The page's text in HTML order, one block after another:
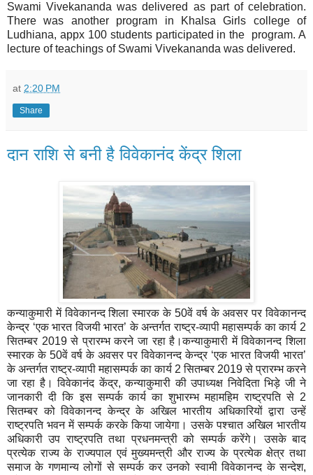
Swami Vivekananda was delivered as part of celebration.
There was another program in Khalsa Girls college of
Ludhiana, appx 100 students participated in the program. A
lecture of teachings of Swami Vivekananda was delivered.
at 2:20 PM
Share
दान राशि से बनी है विवेकानंद केंद्र शिला
कन्याकुमारी में विवेकानन्द शिला स्मारक के 50वें वर्ष के अवसर पर विवेकानन्द
केन्द्र ‘एक भारत विजयी भारत’ के अन्तर्गत राष्ट्र-व्यापी महासम्पर्क का कार्य 2
सितम्बर 2019 से प्रारम्भ करने जा रहा है।कन्याकुमारी में विवेकानन्द शिला
स्मारक के 50वें वर्ष के अवसर पर विवेकानन्द केन्द्र ‘एक भारत विजयी भारत’
के अन्तर्गत राष्ट्र-व्यापी महासम्पर्क का कार्य 2 सितम्बर 2019 से प्रारम्भ करने
जा रहा है। विवेकानंद केंद्र, कन्याकुमारी की उपाध्यक्ष निवेदिता भिड़े जी ने
जानकारी दी कि इस सम्पर्क कार्य का शुभारम्भ महामहिम राष्ट्रपति से 2
सितम्बर को विवेकानन्द केन्द्र के अखिल भारतीय अधिकारियों द्वारा उन्हें
राष्ट्रपति भवन में सम्पर्क करके किया जायेगा। उसके पश्चात अखिल भारतीय
अधिकारी उप राष्ट्रपति तथा प्रधनमन्त्री को सम्पर्क करेंगे। उसके बाद
प्रत्येक राज्य के राज्यपाल एवं मुख्यमन्त्री और राज्य के प्रत्येक क्षेत्र तथा
समाज के गणमान्य लोगों से सम्पर्क कर उनको स्वामी विवेकानन्द के सन्देश,